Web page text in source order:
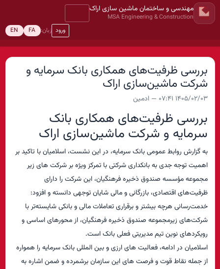
مهندسی و ساختمان ماشین سازی اراک
MSA Engineering & Construction
ورود زبان: FA
EN
بررسی ظرفیت‌های همکاری بانک سرمایه و
شرکت ماشین‌سازی اراک
1405/02/03 07:41 — ادمین
بررسی ظرفیت‌های همکاری بانک
سرمایه و شرکت ماشین‌سازی اراک
به گزارش روابط عمومی بانک سرمایه، در این نشست، اسلامیان با تاکید بر
اهمیت توجه جدی به بانکداری شرکتی با تمرکز ویژه بر شرکت های زیر
مجموعه مؤسسه صندوق ذخیره فرهنگیان، این شرکت را دارای
ظرفیت‌های اقتصادی، بازرگانی و مالی شایان توجهی دانسته و افزود:
خدمت‌رسانی هرچه بیشتر و برقراری تعاملات مالی و بانکی شایسته‌تر با
شرکت‌های زیرمجموعه صندوق ذخیره فرهنگیان، از محورهای اساسی و
رویکردهای نوین تیم مدیریتی فعلی بانک است.
اسلامیان در ادامه، فعالیت های ارزی و بین المللی بانک سرمایه را همواره
از جمله نقاط قوت و فرصت های این سازمان برشمرده و ضمن اشاره به